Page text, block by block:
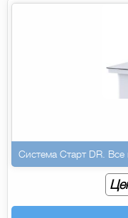
Система Старт DR.